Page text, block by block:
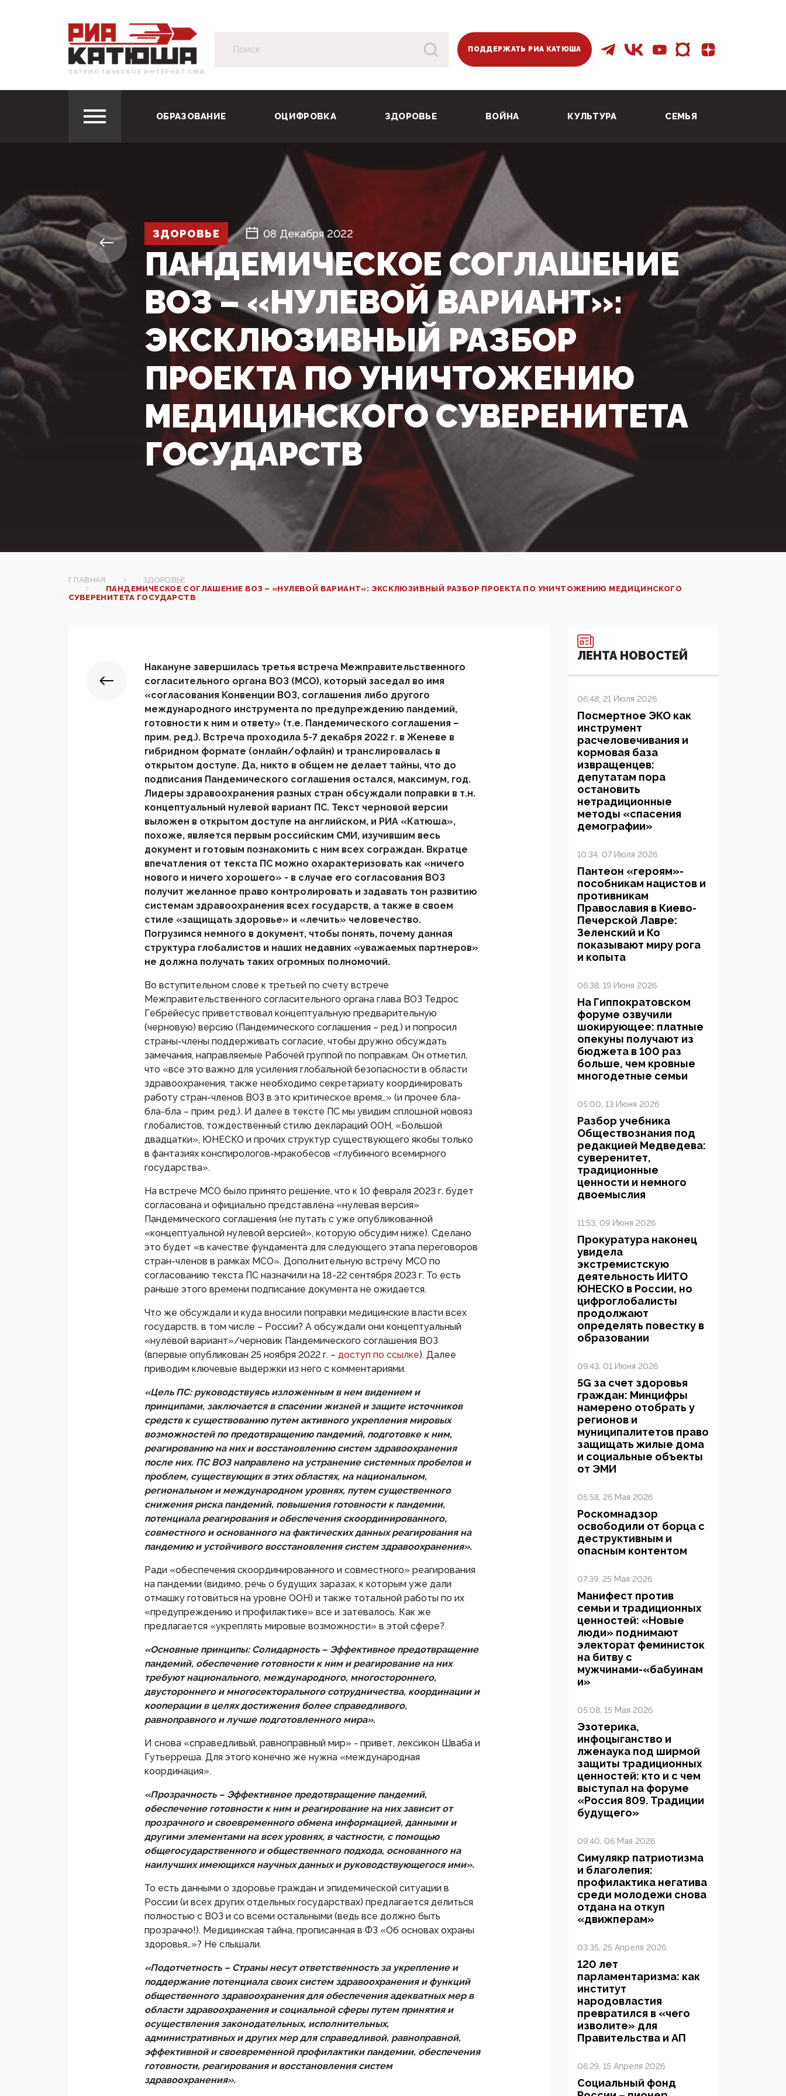
ПАТРИОТИЧЕСКОЕ ИНТЕРНЕТ СМИ
ПОДДЕРЖАТЬ РИА КАТЮША
ОБРАЗОВАНИЕ ОЦИФРОВКА ЗДОРОВЬЕ ВОЙНА КУЛЬТУРА СЕМЬЯ
ЗДОРОВЬЕ 08 Декабря 2022
ПАНДЕМИЧЕСКОЕ СОГЛАШЕНИЕ
ВОЗ – «НУЛЕВОЙ ВАРИАНТ»:
ЭКСКЛЮЗИВНЫЙ РАЗБОР
ПРОЕКТА ПО УНИЧТОЖЕНИЮ
МЕДИЦИНСКОГО СУВЕРЕНИТЕТА
ГОСУДАРСТВ
ГЛАВНАЯ
ЗДОРОВЬЕ
ПАНДЕМИЧЕСКОЕ СОГЛАШЕНИЕ ВОЗ – «НУЛЕВОЙ ВАРИАНТ»: ЭКСКЛЮЗИВНЫЙ РАЗБОР ПРОЕКТА ПО УНИЧТОЖЕНИЮ МЕДИЦИНСКОГО
СУВЕРЕНИТЕТА ГОСУДАРСТВ
Накануне завершилась третья встреча Межправительственного
согласительного органа ВОЗ (МСО), который заседал во имя
«согласования Конвенции ВОЗ, соглашения либо другого
международного инструмента по предупреждению пандемий,
готовности к ним и ответу» (т.е. Пандемического соглашения –
прим. ред.). Встреча проходила 5-7 декабря 2022 г. в Женеве в
гибридном формате (онлайн/офлайн) и транслировалась в
открытом доступе. Да, никто в общем не делает тайны, что до
подписания Пандемического соглашения остался, максимум, год.
Лидеры здравоохранения разных стран обсуждали поправки в т.н.
концептуальный нулевой вариант ПС. Текст черновой версии
выложен в открытом доступе на английском, и РИА «Катюша»,
похоже, является первым российским СМИ, изучившим весь
документ и готовым познакомить с ним всех сограждан. Вкратце
впечатления от текста ПС можно охарактеризовать как «ничего
нового и ничего хорошего» - в случае его согласования ВОЗ
получит желанное право контролировать и задавать тон развитию
системам здравоохранения всех государств, а также в своем
стиле «защищать здоровье» и «лечить» человечество.
Погрузимся немного в документ, чтобы понять, почему данная
структура глобалистов и наших недавних «уважаемых партнеров»
не должна получать таких огромных полномочий.
Во вступительном слове к третьей по счету встрече
Межправительственного согласительного органа глава ВОЗ Тедрос
Гебрейесус приветствовал концептуальную предварительную
(черновую) версию (Пандемического соглашения – ред.) и попросил
страны-члены поддерживать согласие, чтобы дружно обсуждать
замечания, направляемые Рабочей группой по поправкам. Он отметил,
что «все это важно для усиления глобальной безопасности в области
здравоохранения, также необходимо секретариату координировать
работу стран-членов ВОЗ в это критическое время…» (и прочее бла-
бла-бла – прим. ред.). И далее в тексте ПС мы увидим сплошной новояз
глобалистов, тождественный стилю деклараций ООН, «Большой
двадцатки», ЮНЕСКО и прочих структур существующего якобы только
в фантазиях конспирологов-мракобесов «глубинного всемирного
государства».
На встрече МСО было принято решение, что к 10 февраля 2023 г. будет
согласована и официально представлена «нулевая версия»
Пандемического соглашения (не путать с уже опубликованной
«концептуальной нулевой версией», которую обсудим ниже). Сделано
это будет «в качестве фундамента для следующего этапа переговоров
стран-членов в рамках МСО». Дополнительную встречу МСО по
согласованию текста ПС назначили на 18-22 сентября 2023 г. То есть
раньше этого времени подписание документа не ожидается.
Что же обсуждали и куда вносили поправки медицинские власти всех
государств, в том числе – России? А обсуждали они концептуальный
«нулевой вариант»/черновик Пандемического соглашения ВОЗ
(впервые опубликован 25 ноября 2022 г. – доступ по ссылке). Далее
приводим ключевые выдержки из него с комментариями.
«Цель ПС: руководствуясь изложенным в нем видением и
принципами, заключается в спасении жизней и защите источников
средств к существованию путем активного укрепления мировых
возможностей по предотвращению пандемий, подготовке к ним,
реагированию на них и восстановлению систем здравоохранения
после них. ПС ВОЗ направлено на устранение системных пробелов и
проблем, существующих в этих областях, на национальном,
региональном и международном уровнях, путем существенного
снижения риска пандемий, повышения готовности к пандемии,
потенциала реагирования и обеспечения скоординированного,
совместного и основанного на фактических данных реагирования на
пандемию и устойчивого восстановления систем здравоохранения».
Ради «обеспечения скоординированного и совместного» реагирования
на пандемии (видимо, речь о будущих заразах, к которым уже дали
отмашку готовиться на уровне ООН) и также тотальной работы по их
«предупреждению и профилактике» все и затевалось. Как же
предлагается «укреплять мировые возможности» в этой сфере?
«Основные принципы: Солидарность – Эффективное предотвращение
пандемий, обеспечение готовности к ним и реагирование на них
требуют национального, международного, многостороннего,
двустороннего и многосекторального сотрудничества, координации и
кооперации в целях достижения более справедливого,
равноправного и лучше подготовленного мира».
И снова «справедливый, равноправный мир» - привет, лексикон Шваба и
Гутьерреша. Для этого конечно же нужна «международная
координация».
«Прозрачность – Эффективное предотвращение пандемий,
обеспечение готовности к ним и реагирование на них зависит от
прозрачного и своевременного обмена информацией, данными и
другими элементами на всех уровнях, в частности, с помощью
общегосударственного и общественного подхода, основанного на
наилучших имеющихся научных данных и руководствующегося ими».
То есть данными о здоровье граждан и эпидемической ситуации в
России (и всех других отдельных государствах) предлагается делиться
полностью с ВОЗ и со всеми остальными (ведь все должно быть
прозрачно!). Медицинская тайна, прописанная в ФЗ «Об основах охраны
здоровья…»? Не слышали.
«Подотчетность – Страны несут ответственность за укрепление и
поддержание потенциала своих систем здравоохранения и функций
общественного здравоохранения для обеспечения адекватных мер в
области здравоохранения и социальной сферы путем принятия и
осуществления законодательных, исполнительных,
административных и других мер для справедливой, равноправной,
эффективной и своевременной профилактики пандемии, обеспечения
готовности, реагирования и восстановления систем
здравоохранения».
ЛЕНТА НОВОСТЕЙ
06:48, 21 Июля 2026
Посмертное ЭКО как
инструмент
расчеловечивания и
кормовая база
извращенцев:
депутатам пора
остановить
нетрадиционные
методы «спасения
демографии»
10:34, 07 Июля 2026
Пантеон «героям»-
пособникам нацистов и
противникам
Православия в Киево-
Печерской Лавре:
Зеленский и Ко
показывают миру рога
и копыта
06:38, 19 Июня 2026
На Гиппократовском
форуме озвучили
шокирующее: платные
опекуны получают из
бюджета в 100 раз
больше, чем кровные
многодетные семьи
05:00, 13 Июня 2026
Разбор учебника
Обществознания под
редакцией Медведева:
суверенитет,
традиционные
ценности и немного
двоемыслия
11:53, 09 Июня 2026
Прокуратура наконец
увидела
экстремистскую
деятельность ИИТО
ЮНЕСКО в России, но
цифроглобалисты
продолжают
определять повестку в
образовании
09:43, 01 Июня 2026
5G за счет здоровья
граждан: Минцифры
намерено отобрать у
регионов и
муниципалитетов право
защищать жилые дома
и социальные объекты
от ЭМИ
05:58, 26 Мая 2026
Роскомнадзор
освободили от борца с
деструктивным и
опасным контентом
07:39, 25 Мая 2026
Манифест против
семьи и традиционных
ценностей: «Новые
люди» поднимают
электорат феминисток
на битву с
мужчинами-«бабуинам
и»
05:08, 15 Мая 2026
Эзотерика,
инфоцыганство и
лженаука под ширмой
защиты традиционных
ценностей: кто и с чем
выступал на форуме
«Россия 809. Традиции
будущего»
09:40, 06 Мая 2026
Симулякр патриотизма
и благолепия:
профилактика негатива
среди молодежи снова
отдана на откуп
«движперам»
03:35, 25 Апреля 2026
120 лет
парламентаризма: как
институт
народовластия
превратился в «чего
изволите» для
Правительства и АП
06:29, 15 Апреля 2026
Социальный фонд